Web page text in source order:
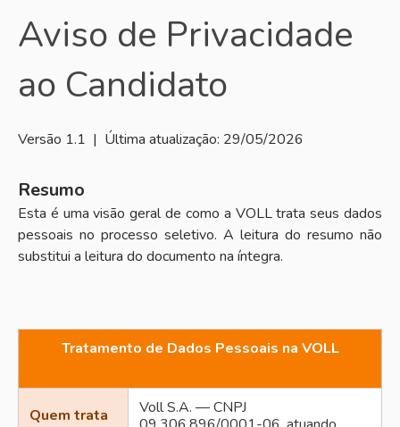
Aviso de Privacidade
ao Candidato
Versão 1.1 | Última atualização: 29/05/2026
Resumo
Esta é uma visão geral de como a VOLL trata seus dados
pessoais no processo seletivo. A leitura do resumo não
substitui a leitura do documento na íntegra.
Tratamento de Dados Pessoais na VOLL
Quem trata
Voll S.A. — CNPJ